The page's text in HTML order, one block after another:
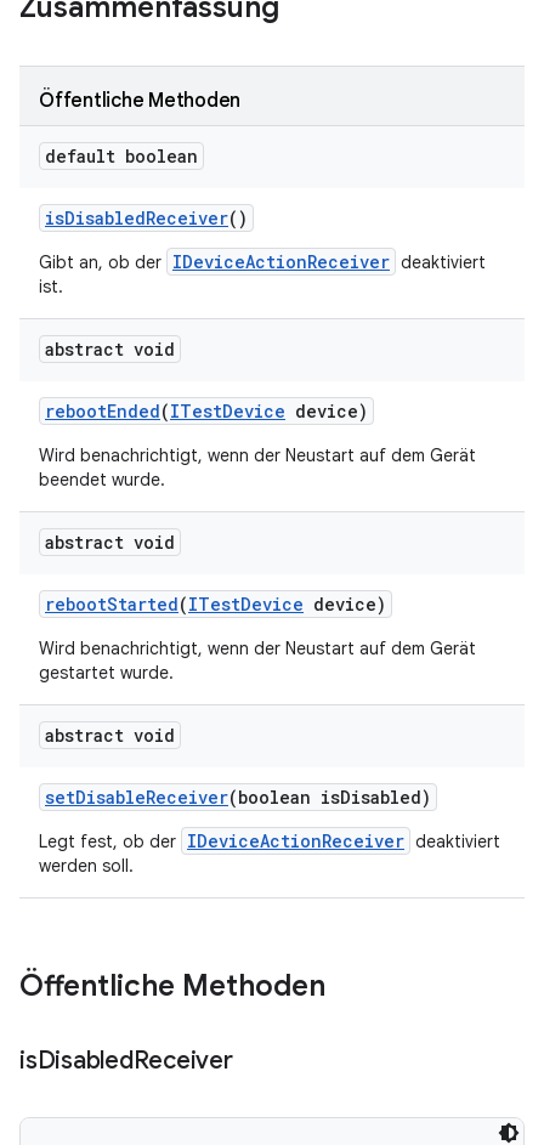
Zusammenfassung
Öffentliche Methoden
default boolean
isDisabledReceiver()
Gibt an, ob der IDeviceActionReceiver deaktiviert
ist.
abstract void
rebootEnded(ITestDevice device)
Wird benachrichtigt, wenn der Neustart auf dem Gerät
beendet wurde.
abstract void
rebootStarted(ITestDevice device)
Wird benachrichtigt, wenn der Neustart auf dem Gerät
gestartet wurde.
abstract void
setDisableReceiver(boolean isDisabled)
Legt fest, ob der IDeviceActionReceiver deaktiviert
werden soll.
Öffentliche Methoden
isDisabledReceiver